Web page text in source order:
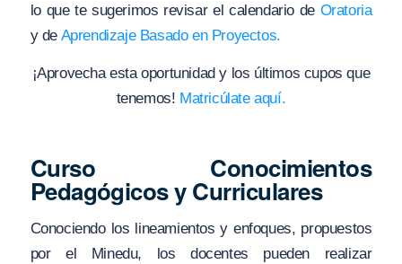
lo que te sugerimos revisar el calendario de Oratoria
y de Aprendizaje Basado en Proyectos.
¡Aprovecha esta oportunidad y los últimos cupos que
tenemos! Matricúlate aquí.
Curso Conocimientos
Pedagógicos y Curriculares
Conociendo los lineamientos y enfoques, propuestos
por el Minedu, los docentes pueden realizar